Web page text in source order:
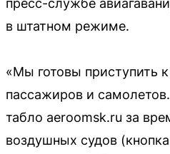
пресс-службе
в штатном режиме.
«Мы готовы приступить
пассажиров и
табло aeroomsk.ru за
воздушных судов